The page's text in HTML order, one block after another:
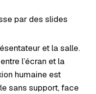
par des slides
et la salle.
l’écran et la
humaine est
sans support, face